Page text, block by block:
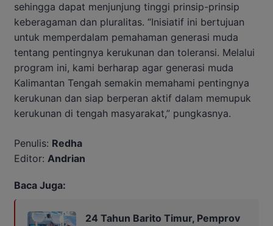
sehingga dapat menjunjung tinggi prinsip-prinsip
keberagaman dan pluralitas. “Inisiatif ini bertujuan
untuk memperdalam pemahaman generasi muda
tentang pentingnya kerukunan dan toleransi. Melalui
program ini, kami berharap agar generasi muda
Kalimantan Tengah semakin memahami pentingnya
kerukunan dan siap berperan aktif dalam memupuk
kerukunan di tengah masyarakat,” pungkasnya.
Penulis: Redha
Editor: Andrian
Baca Juga:
24 Tahun Barito Timur, Pemprov